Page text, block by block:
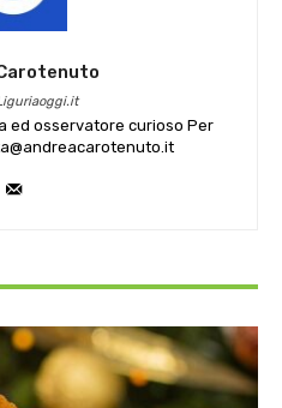
ed osservatore curioso Per